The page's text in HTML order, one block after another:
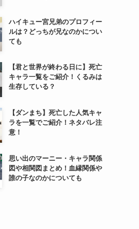
ハイキュー宮兄弟のプロフィー
ルは？どっちが兄なのかについ
ても
【君と世界が終わる日に】死亡
キャラ一覧をご紹介！くるみは
生存している？
【ダンまち】死亡した人気キャ
ラを一覧でご紹介！ネタバレ注
意！
思い出のマーニー・キャラ関係
図や相関図まとめ！血縁関係や
誰の子なのかについても